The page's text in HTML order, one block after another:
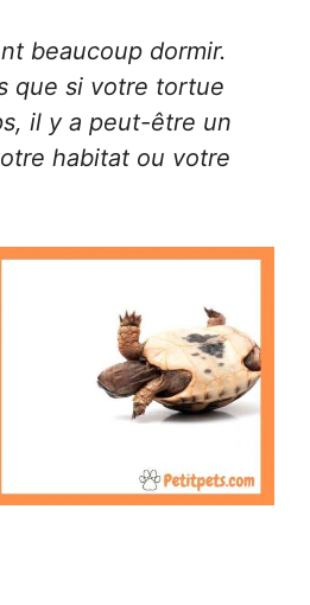
beaucoup dormir.
que si votre tortue
il y a peut-être un
habitat ou votre